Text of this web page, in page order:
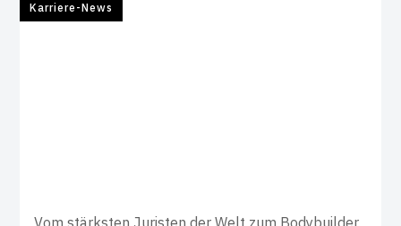
Karriere-News
Vom stärksten Juristen der Welt zum Bodybuilder